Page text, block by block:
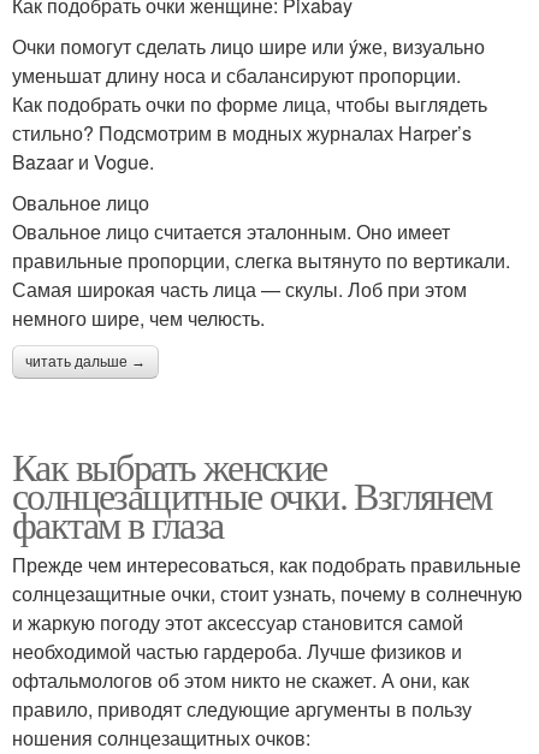
Как подобрать очки женщине: Pixabay
Очки помогут сделать лицо шире или ýже, визуально
уменьшат длину носа и сбалансируют пропорции.
Как подобрать очки по форме лица, чтобы выглядеть
стильно? Подсмотрим в модных журналах Harper’s
Bazaar и Vogue.
Овальное лицо
Овальное лицо считается эталонным. Оно имеет
правильные пропорции, слегка вытянуто по вертикали.
Самая широкая часть лица — скулы. Лоб при этом
немного шире, чем челюсть.
читать дальше →
Как выбрать женские
солнцезащитные очки. Взглянем
фактам в глаза
Прежде чем интересоваться, как подобрать правильные
солнцезащитные очки, стоит узнать, почему в солнечную
и жаркую погоду этот аксессуар становится самой
необходимой частью гардероба. Лучше физиков и
офтальмологов об этом никто не скажет. А они, как
правило, приводят следующие аргументы в пользу
ношения солнцезащитных очков: